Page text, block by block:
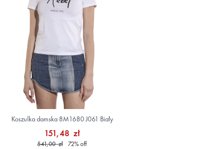
Koszulka damska 8M1680 J061 Biały
151,48 zł
541,00 zł 72%off